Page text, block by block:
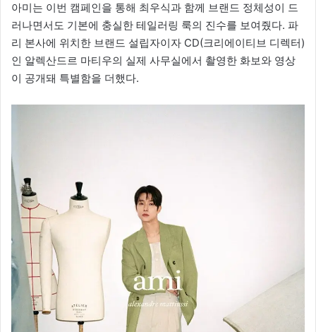
아미는 이번 캠페인을 통해 최우식과 함께 브랜드 정체성이 드
러나면서도 기본에 충실한 테일러링 룩의 진수를 보여줬다. 파
리 본사에 위치한 브랜드 설립자이자 CD(크리에이티브 디렉터)
인 알렉산드르 마티우의 실제 사무실에서 촬영한 화보와 영상
이 공개돼 특별함을 더했다.